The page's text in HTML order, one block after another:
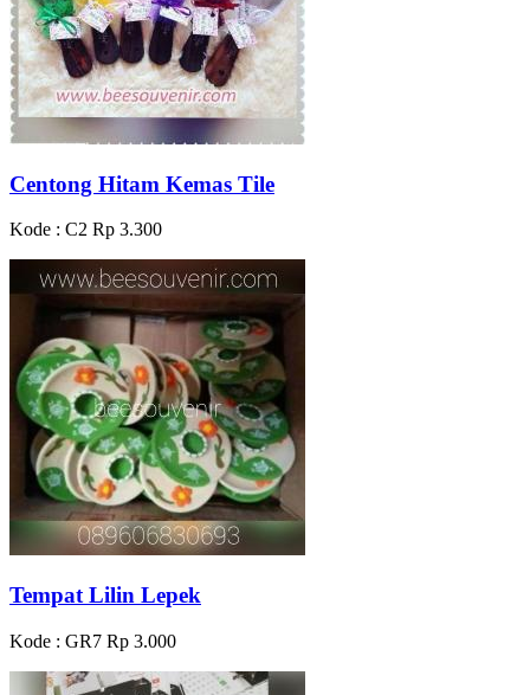
Centong Hitam Kemas Tile
Kode : C2 Rp 3.300
Tempat Lilin Lepek
Kode : GR7 Rp 3.000